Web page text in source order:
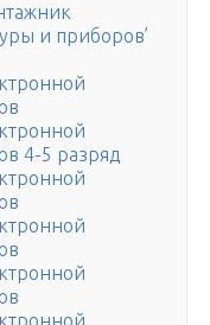
и приборов’
4-5 разряд